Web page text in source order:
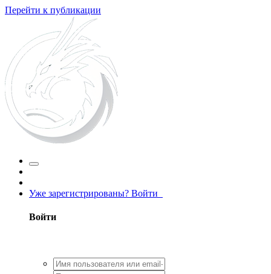
Перейти к публикации
Уже зарегистрированы? Войти
Войти